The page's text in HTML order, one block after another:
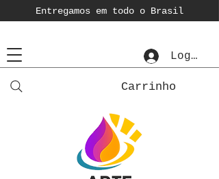
Entregamos em todo o Brasil
Login
Carrinho